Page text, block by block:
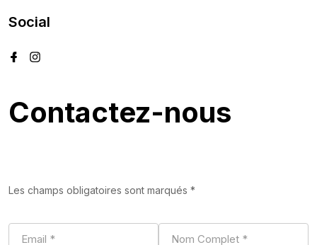
Social
Contactez-nous
Les champs obligatoires sont marqués *